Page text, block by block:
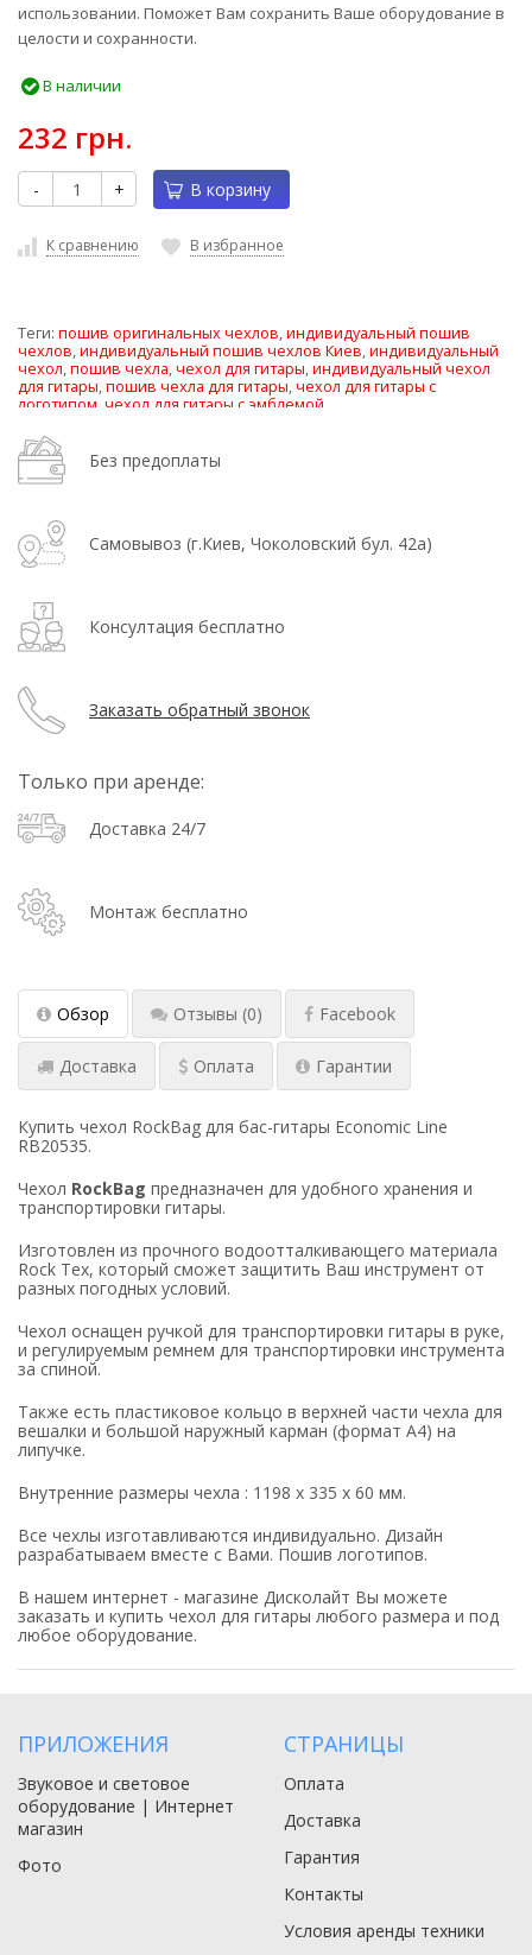
использовании. Поможет Вам сохранить Ваше оборудование в
целости и сохранности.
В наличии
232 грн.
- + В корзину
К сравнению В избранное
Теги: пошив оригинальных чехлов,индивидуальный пошив
чехлов,индивидуальный пошив чехлов Киев,индивидуальный
чехол,пошив чехла,чехол для гитары,индивидуальный чехол
для гитары,пошив чехла для гитары,чехол для гитары с
логотипом чехол для гитары с эмблемой
Без предоплаты
Самовывоз (г.Киев, Чоколовский бул. 42а)
Консултация бесплатно
Заказать обратный звонок
Только при аренде:
Доставка 24/7
Монтаж бесплатно
Обзор Отзывы (0) Facebook
Доставка Оплата Гарантии
Купить чехол RockBag для бас-гитары Economic Line
RB20535.
Чехол RockBag предназначен для удобного хранения и
транспортировки гитары.
Изготовлен из прочного водоотталкивающего материала
Rock Tex, который сможет защитить Ваш инструмент от
разных погодных условий.
Чехол оснащен ручкой для транспортировки гитары в руке,
и регулируемым ремнем для транспортировки инструмента
за спиной.
Также есть пластиковое кольцо в верхней части чехла для
вешалки и большой наружный карман (формат А4) на
липучке.
Внутренние размеры чехла : 1198 х 335 х 60 мм.
Все чехлы изготавливаются индивидуально. Дизайн
разрабатываем вместе с Вами. Пошив логотипов.
В нашем интернет - магазине Дисколайт Вы можете
заказать и купить чехол для гитары любого размера и под
любое оборудование.
ПРИЛОЖЕНИЯ
Звуковое и световое
оборудование | Интернет
магазин
Фото
СТРАНИЦЫ
Оплата
Доставка
Гарантия
Контакты
Условия аренды техники